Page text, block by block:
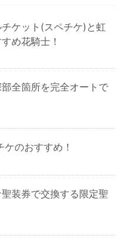
チケット(スペチケ)と虹
め花騎士！
部全箇所を完全オートで
ケのおすすめ！
聖装券で交換する限定聖